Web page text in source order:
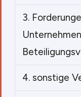
3.
4. sonstige